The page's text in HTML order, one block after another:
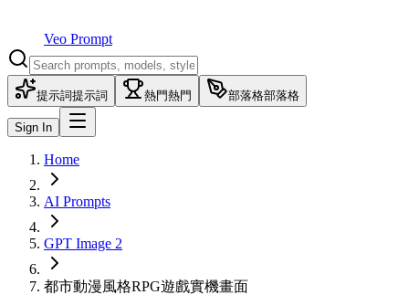
Veo Prompt
提示詞提示詞 熱門熱門 部落格部落格
Sign In
Home
AI Prompts
GPT Image 2
都市動漫風格RPG遊戲實機畫面